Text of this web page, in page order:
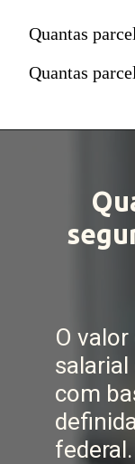
Quantas
Quantas
O
com
federal.